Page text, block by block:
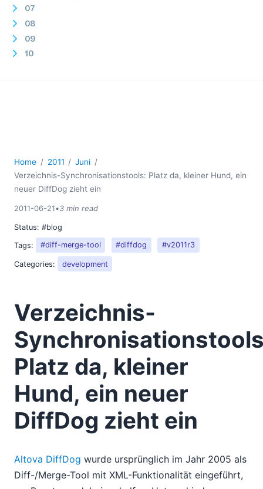
07
08
09
10
12
Home 2011
Juni
Verzeichnis-Synchronisationstools: Platz da, kleiner Hund, ein
neuer DiffDog zieht ein
2011-06-21•3 min read
Status: #blog
Tags:
#diff-merge-tool #diffdog #v2011r3
Categories: development
Verzeichnis-
Platz da, kleiner
Hund, ein neuer
DiffDog zieht ein
Altova DiffDog wurde ursprünglich im Jahr 2005 als
Diff-/Merge-Tool mit XML-Funktionalität eingeführt,